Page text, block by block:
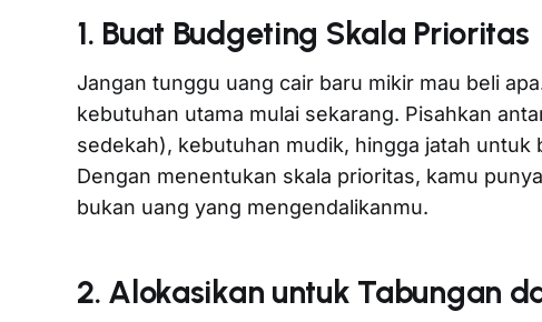
1. Buat Budgeting Skala Prioritas
Jangan tunggu uang cair baru mikir mau beli
kebutuhan utama mulai sekarang. Pisahkan
sedekah), kebutuhan mudik, hingga jatah untuk
Dengan menentukan skala prioritas, kamu
bukan uang yang mengendalikanmu.
2. Alokasikan untuk Tabungan